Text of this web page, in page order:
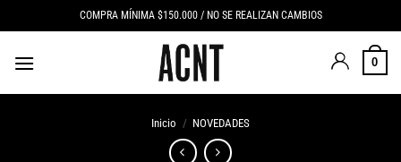
al
contenido
COMPRA MÍNIMA $150.000 / NO SE REALIZAN CAMBIOS
0
Inicio / NOVEDADES